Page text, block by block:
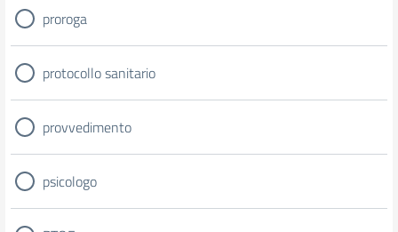
proroga
protocollo sanitario
provvedimento
psicologo